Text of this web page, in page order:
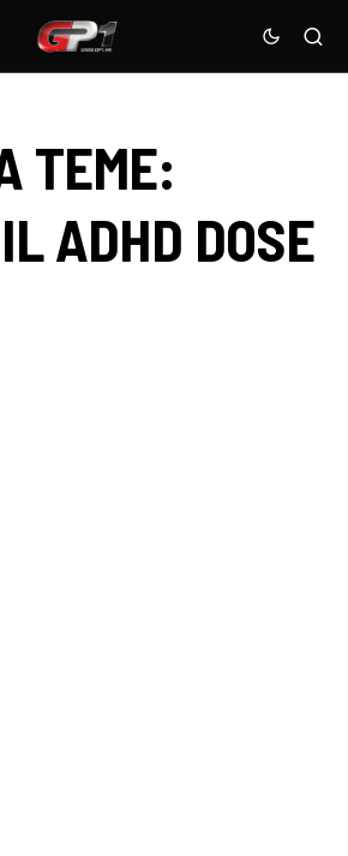
TEME:
ADHD DOSE